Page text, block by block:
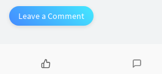
Leave a Comment